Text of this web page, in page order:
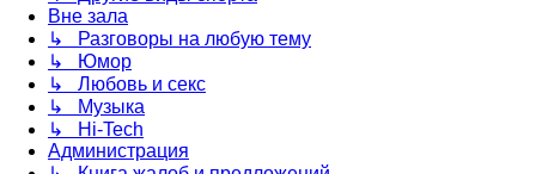
Вне зала
↳ Разговоры на любую тему
↳ Юмор
↳ Любовь и секс
↳ Музыка
↳ Hi-Tech
Администрация